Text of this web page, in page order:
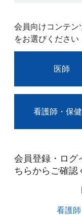
会員向けコンテン
をお選びください
医師
看護師・保
会員登録・ログ
ちらからご確認
看護